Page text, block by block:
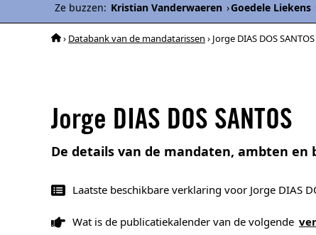
Ze buzzen: Kristian Vanderwaeren ›Goedele Liekens
› Databank van de mandatarissen › Jorge DIAS DOS SANTOS
Jorge DIAS DOS SANTOS
De details van de mandaten, ambten en
Laatste beschikbare verklaring voor Jorge DIAS
Wat is de publicatiekalender van de volgende